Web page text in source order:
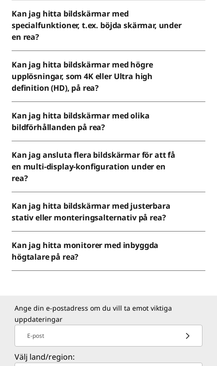
Kan jag hitta bildskärmar med
specialfunktioner, t.ex. böjda skärmar, under
en rea?
Kan jag hitta bildskärmar med högre
upplösningar, som 4K eller Ultra high
definition (HD), på rea?
Kan jag hitta bildskärmar med olika
bildförhållanden på rea?
Kan jag ansluta flera bildskärmar för att få
en multi-display-konfiguration under en
rea?
Kan jag hitta bildskärmar med justerbara
stativ eller monteringsalternativ på rea?
Kan jag hitta monitorer med inbyggda
högtalare på rea?
Ange din e-postadress om du vill ta emot viktiga
uppdateringar
E-post
Välj land/region: